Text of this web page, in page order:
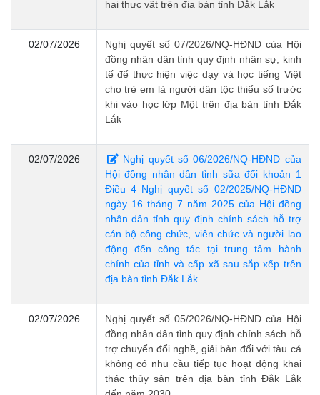
hại thực vật trên địa bàn tỉnh Đắk Lắk
02/07/2026
Nghị quyết số 07/2026/NQ-HĐND của Hội
đồng nhân dân tỉnh quy định nhân sự, kinh
tế để thực hiện việc dạy và học tiếng Việt
cho trẻ em là người dân tộc thiểu số trước
khi vào học lớp Một trên địa bàn tỉnh Đắk
Lắk
02/07/2026
Nghị quyết số 06/2026/NQ-HĐND của
Hội đồng nhân dân tỉnh sữa đổi khoản 1
Điều 4 Nghị quyết số 02/2025/NQ-HĐND
ngày 16 tháng 7 năm 2025 của Hội đồng
nhân dân tỉnh quy định chính sách hỗ trợ
cán bộ công chức, viên chức và người lao
động đến công tác tại trung tâm hành
chính của tỉnh và cấp xã sau sắp xếp trên
địa bàn tỉnh Đắk Lắk
02/07/2026
Nghị quyết số 05/2026/NQ-HĐND của Hội
đồng nhân dân tỉnh quy định chính sách hỗ
trợ chuyển đổi nghề, giải bản đối với tàu cá
không có nhu cầu tiếp tục hoạt động khai
thác thủy sản trên địa bàn tỉnh Đắk Lắk